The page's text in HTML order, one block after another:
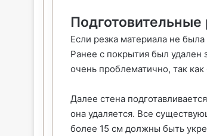
Подготовительные
Если резка материала не
Ранее с покрытия был удален
очень проблематично, так
Далее стена
она удаляется. Все
более 15 см должны быть